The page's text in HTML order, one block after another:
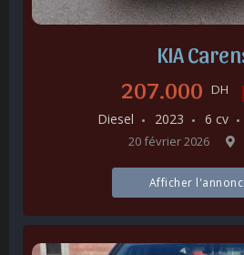
KIA
207.000 DH
Diesel 2023 6 cv
20 février 2026
Afficher